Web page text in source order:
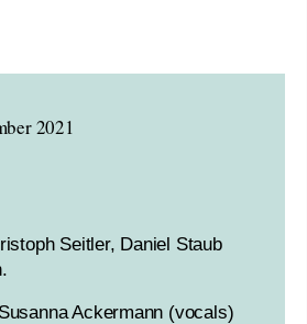
2021
Seitler, Daniel Staub
Ackermann (vocals)